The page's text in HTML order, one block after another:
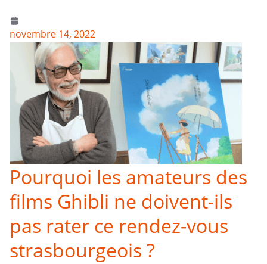
novembre 14, 2022
Pourquoi les amateurs des
films Ghibli ne doivent-ils
pas rater ce rendez-vous
strasbourgeois ?